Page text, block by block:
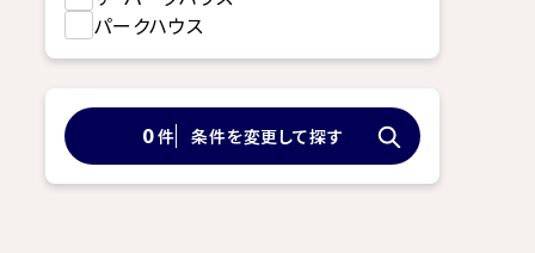
パークハウス
0 件 条件を変更して探す